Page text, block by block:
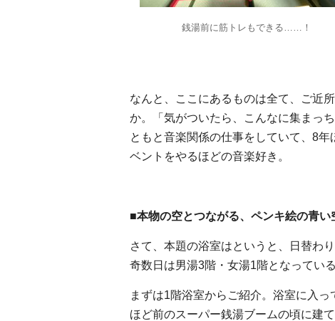
銭湯前に筋トレもできる……！
なんと、ここにあるものは全て、ご近
か。「気がついたら、こんなに集まっ
ともと音楽関係の仕事をしていて、8
ベントをやるほどの音楽好き。
■本物の空とつながる、ペンキ絵の青い
さて、本題の浴室はというと、日替わ
奇数日は男湯3階・女湯1階となっている
まずは1階浴室からご紹介。浴室に入
ほど前のスーパー銭湯ブームの頃に建